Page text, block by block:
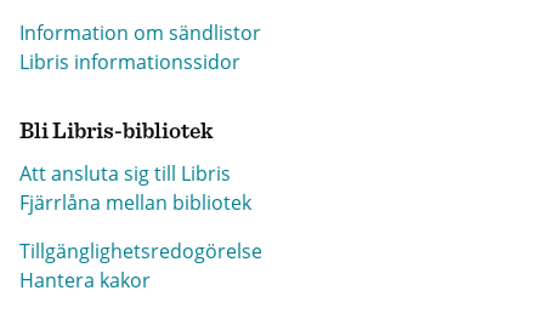
Information om sändlistor
Libris informationssidor
Bli Libris-bibliotek
Att ansluta sig till Libris
Fjärrlåna mellan bibliotek
Tillgänglighetsredogörelse
Hantera kakor